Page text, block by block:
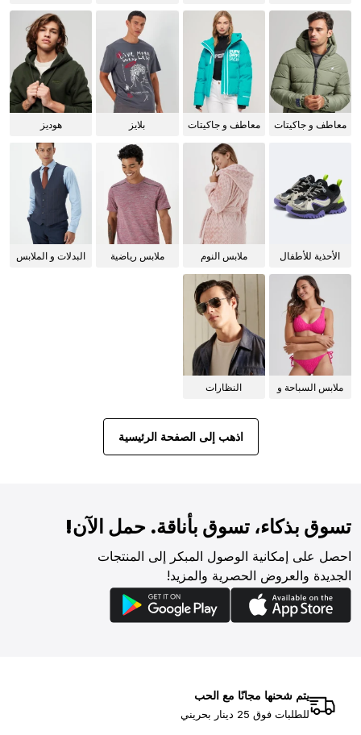
معاطف و جاكيتات
معاطف و جاكيتات
بلايز هوديز
الأحذية للأطفال
ملابس النوم
ملابس رياضية
البدلات و الملابس
ملابس السباحة و
النظارات
اذهب إلى الصفحة الرئيسية
تسوق بذكاء، تسوق بأناقة. حمل الآن!
احصل على إمكانية الوصول المبكر إلى المنتجات
الجديدة والعروض الحصرية والمزيد!
يتم شحنها مجانًا مع الحب
للطلبات فوق 25 دينار بحريني